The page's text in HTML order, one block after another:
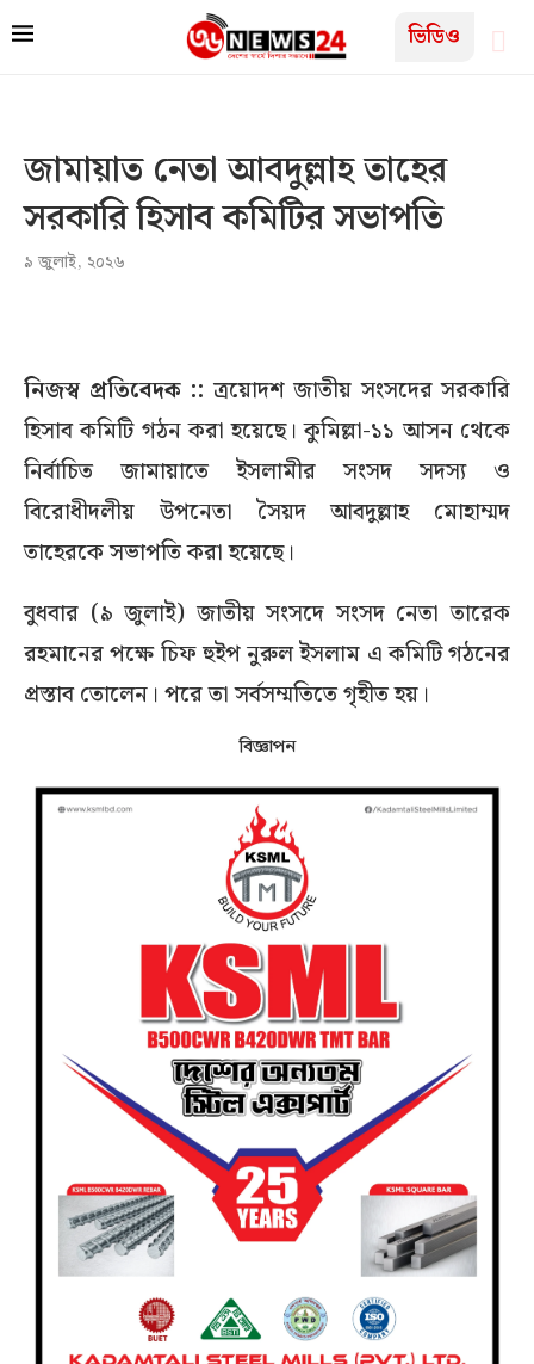
ভিডিও
জামায়াত নেতা আবদুল্লাহ তাহের
সরকারি হিসাব কমিটির সভাপতি
৯ জুলাই, ২০২৬
নিজস্ব প্রতিবেদক :: ত্রয়োদশ জাতীয় সংসদের সরকারি
হিসাব কমিটি গঠন করা হয়েছে। কুমিল্লা-১১ আসন থেকে
নির্বাচিত জামায়াতে ইসলামীর সংসদ সদস্য ও
বিরোধীদলীয় উপনেতা সৈয়দ আবদুল্লাহ মোহাম্মদ
তাহেরকে সভাপতি করা হয়েছে।
বুধবার (৯ জুলাই) জাতীয় সংসদে সংসদ নেতা তারেক
রহমানের পক্ষে চিফ হুইপ নুরুল ইসলাম এ কমিটি গঠনের
প্রস্তাব তোলেন। পরে তা সর্বসম্মতিতে গৃহীত হয়।
বিজ্ঞাপন